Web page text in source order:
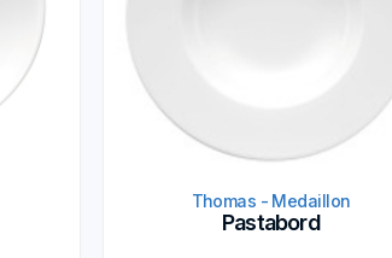
Thomas - Medaillon
Pastabord